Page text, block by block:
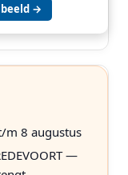
→
m 8 augustus
—